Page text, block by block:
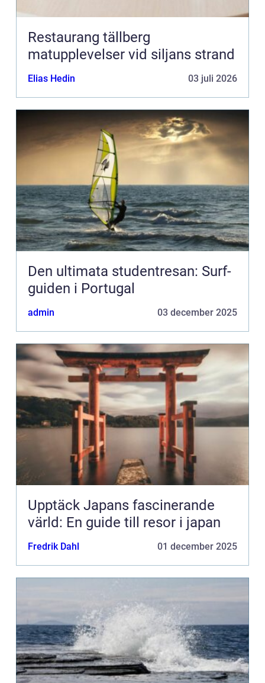
Restaurang tällberg
matupplevelser vid siljans strand
Elias Hedin 03 juli 2026
Den ultimata studentresan: Surf-
guiden i Portugal
admin 03 december 2025
Upptäck Japans fascinerande
värld: En guide till resor i japan
Fredrik Dahl 01 december 2025